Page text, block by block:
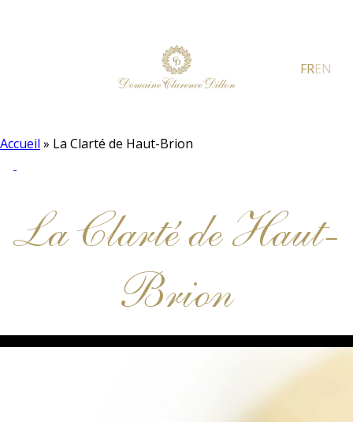
FREN
Accueil » La Clarté de Haut-Brion
La Clarté de Haut-
Brion